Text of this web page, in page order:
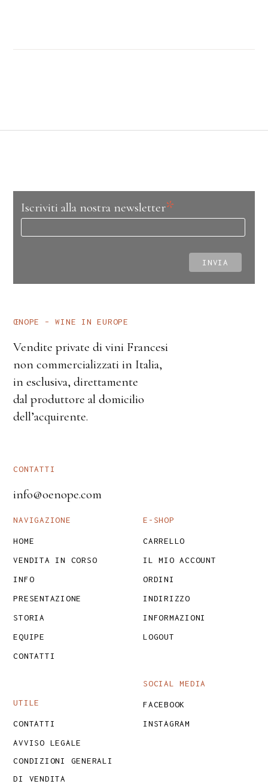
Iscriviti alla nostra newsletter*
ŒNOPE – WINE IN EUROPE
Vendite private di vini Francesi
non commercializzati in Italia,
in esclusiva, direttamente
dal produttore al domicilio
dell’acquirente.
CONTATTI
info@oenope.com
NAVIGAZIONE
HOME
VENDITA IN CORSO
INFO
PRESENTAZIONE
STORIA
EQUIPE
CONTATTI
UTILE
CONTATTI
AVVISO LEGALE
CONDIZIONI GENERALI
DI VENDITA
E-SHOP
CARRELLO
IL MIO ACCOUNT
ORDINI
INDIRIZZO
INFORMAZIONI
LOGOUT
SOCIAL MEDIA
FACEBOOK
INSTAGRAM